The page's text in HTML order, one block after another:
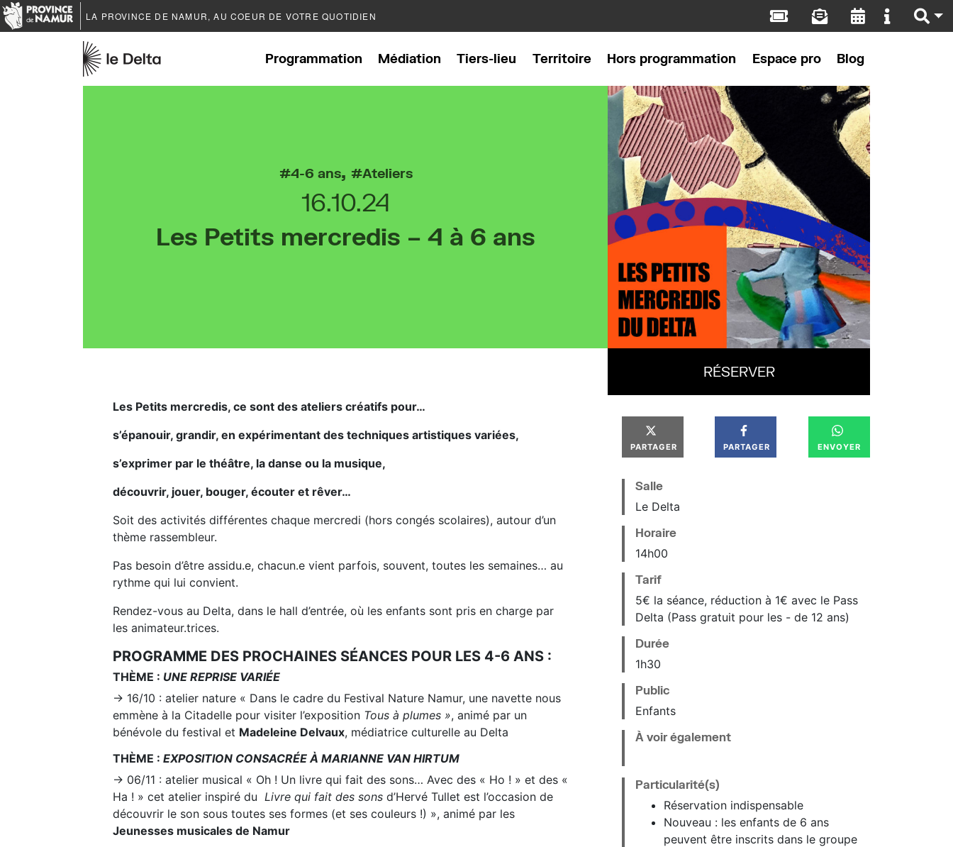
LA PROVINCE DE NAMUR, AU COEUR DE VOTRE QUOTIDIEN
Programmation Médiation Tiers-lieu Territoire Hors programmation Espace pro Blog
4-6 ans, Ateliers
16.10.24
Les Petits mercredis – 4 à 6 ans
Les Petits mercredis, ce sont des ateliers créatifs pour…
s’épanouir, grandir, en expérimentant des techniques artistiques variées,
s’exprimer par le théâtre, la danse ou la musique,
découvrir, jouer, bouger, écouter et rêver…
Soit des activités différentes chaque mercredi (hors congés scolaires), autour d’un
thème rassembleur.
Pas besoin d’être assidu.e, chacun.e vient parfois, souvent, toutes les semaines… au
rythme qui lui convient.
Rendez-vous au Delta, dans le hall d’entrée, où les enfants sont pris en charge par
les animateur.trices.
PROGRAMME DES PROCHAINES SÉANCES POUR LES 4-6 ANS :
THÈME : UNE REPRISE VARIÉE
→ 16/10 : atelier nature « Dans le cadre du Festival Nature Namur, une navette nous
emmène à la Citadelle pour visiter l’exposition Tous à plumes », animé par un
bénévole du festival et Madeleine Delvaux, médiatrice culturelle au Delta
THÈME : EXPOSITION CONSACRÉE À MARIANNE VAN HIRTUM
→ 06/11 : atelier musical « Oh ! Un livre qui fait des sons… Avec des « Ho ! » et des «
Ha ! » cet atelier inspiré du Livre qui fait des sons d’Hervé Tullet est l’occasion de
découvrir le son sous toutes ses formes (et ses couleurs !) », animé par les
Jeunesses musicales de Namur
RÉSERVER
PARTAGER PARTAGER ENVOYER
Salle
Le Delta
Horaire
14h00
Tarif
5€ la séance, réduction à 1€ avec le Pass
Delta (Pass gratuit pour les - de 12 ans)
Durée
1h30
Public
Enfants
À voir également
Particularité(s)
Réservation indispensable
Nouveau : les enfants de 6 ans
peuvent être inscrits dans le groupe